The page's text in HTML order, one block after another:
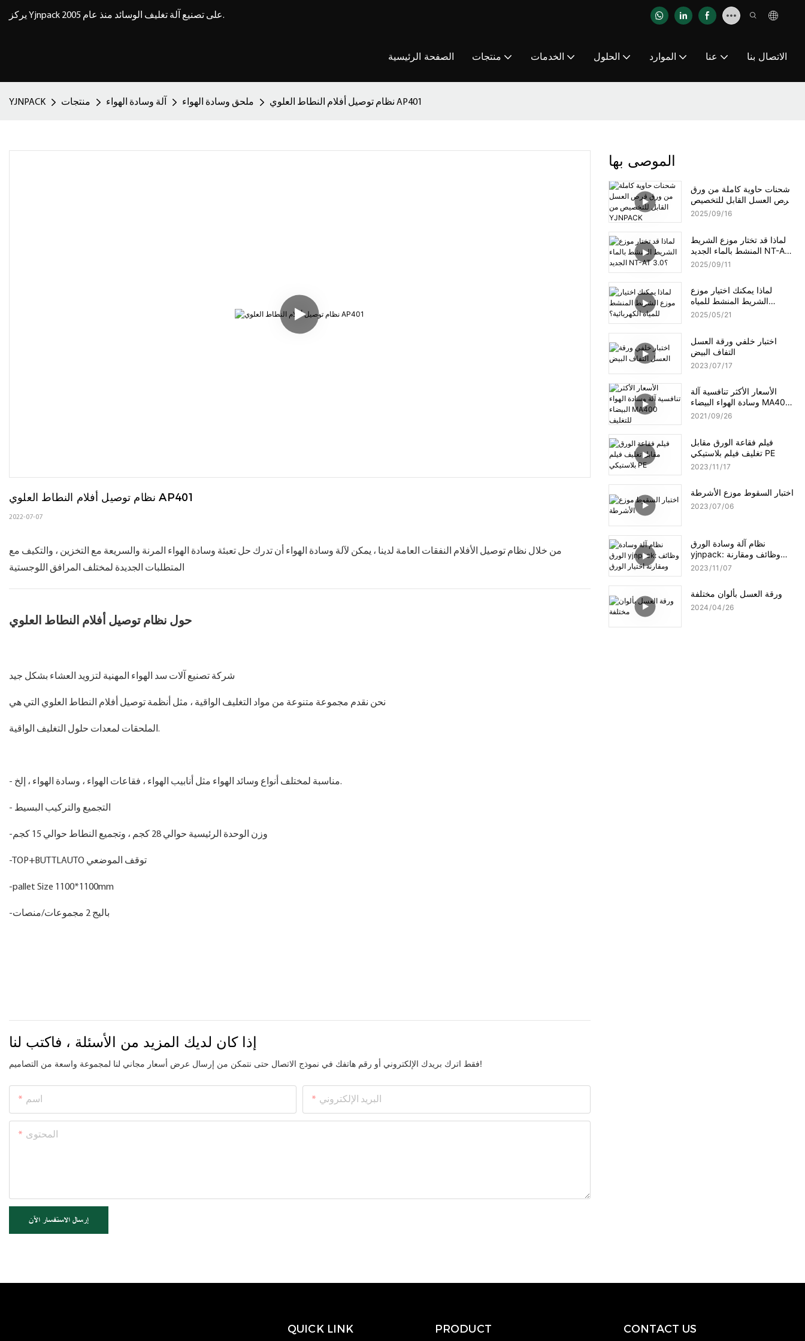
يركز Yjnpack على تصنيع آلة تغليف الوسائد منذ عام 2005.
الصفحة الرئيسية منتجات الخدمات الحلول الموارد عنا الاتصال بنا
YJNPACK منتجات آلة وسادة الهواء ملحق وسادة الهواء نظام توصيل أفلام النطاط العلوي AP401
نظام توصيل أفلام النطاط العلوي AP401
2022-07-07
من خلال نظام توصيل الأفلام النفقات العامة لدينا ، يمكن لآلة وسادة الهواء أن تدرك حل تعبئة وسادة الهواء المرنة والسريعة مع التخزين ، والتكيف مع
المتطلبات الجديدة لمختلف المرافق اللوجستية
حول نظام توصيل أفلام النطاط العلوي
الملحقات لمعدات حلول التغليف الواقية.
- مناسبة لمختلف أنواع وسائد الهواء مثل أنابيب الهواء ، فقاعات الهواء ، وسادة الهواء ، إلخ.
- التجميع والتركيب البسيط
-وزن الوحدة الرئيسية حوالي 28 كجم ، وتجميع النطاط حوالي 15 كجم
-TOP+BUTTLAUTO توقف الموضعي
-pallet Size 1100*1100mm
-باليج 2 مجموعات/منصات
إذا كان لديك المزيد من الأسئلة ، فاكتب لنا
فقط اترك بريدك الإلكتروني أو رقم هاتفك في نموذج الاتصال حتى نتمكن من إرسال عرض أسعار مجاني لنا لمجموعة واسعة من التصاميم!
اسم البريد الإلكتروني
المحتوى
إرسال الاستفسار الآن
الموصى بها
شحنات حاوية كاملة من ورق
قرص العسل القابل للتخصيص
من YJNPACK2025 09 16
لماذا قد تختار موزع الشريط
المنشط بالماء الجديد NT-AT
3.0؟
2025 09 11
لماذا يمكنك اختيار موزع
الشريط المنشط للمياه
الكهربائية؟
2025 05 21
اختبار خلفي ورقة العسل
التفاف البيض
2023 07 17
الأسعار الأكثر تنافسية آلة
وسادة الهواء البيضاء MA400
للتغليف
2021 09 26
فيلم فقاعة الورق مقابل
تغليف فيلم بلاستيكي PE
2023 11 17
اختبار السقوط موزع الأشرطة
2023 07 06
نظام آلة وسادة الورق
yjnpack: وظائف ومقارنة
اختيار الورق
2023 11 07
ورقة العسل بألوان مختلفة
2024 04 26
QUICK LINK PRODUCT CONTACT US